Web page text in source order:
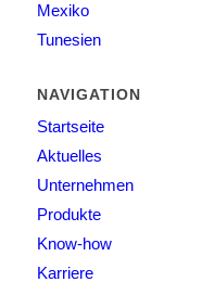
Mexiko
Tunesien
NAVIGATION
Startseite
Aktuelles
Unternehmen
Produkte
Know-how
Karriere